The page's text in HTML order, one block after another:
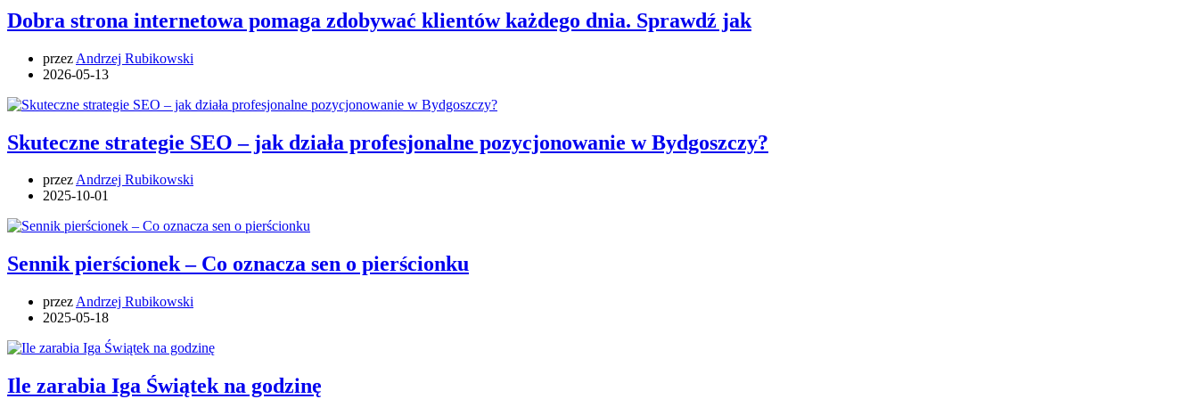
Dobra strona internetowa pomaga zdobywać klientów każdego dnia. Sprawdź jak
przez Andrzej Rubikowski
2026-05-13
Skuteczne strategie SEO – jak działa profesjonalne pozycjonowanie w Bydgoszczy?
przezAndrzej Rubikowski
2025-10-01
Sennik pierścionek – Co oznacza sen o pierścionku
przez Andrzej Rubikowski
2025-05-18
Ile zarabia Iga Świątek na godzinę